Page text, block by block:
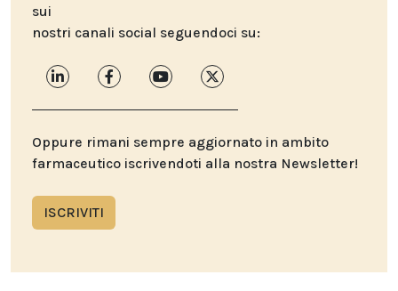
sui
nostri canali social seguendoci su:
Oppure rimani sempre aggiornato in ambito
farmaceutico iscrivendoti alla nostra Newsletter!
ISCRIVITI